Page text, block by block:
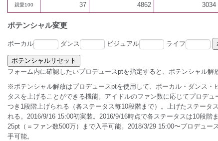
親愛100 37 4862 3034
ポテンシャル変更
ボーカル ダンス ビジュアル ライフ
フォーム内に確認したいプロデュースptを指定すると、ポテンシャル解
※ポテンシャル解放はプロデュースptを使用して、ボーカル・ダンス・
タスを上げることができる機能。アイドルのファン数に応じてプロデ
つき1段階上げられる（各ステータス毎10段階まで）。上げたステータ
れる。2016/9/16 15:00初実装。2016/9/16時点で各ステータスは10段階
25pt（＝ファン数500万）まで入手可能。2018/3/29 15:00〜プロデュー
手可能。